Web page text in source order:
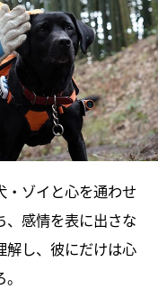
ゾイと心を通わせ
、感情を表に出さな
解し、彼にだけは心